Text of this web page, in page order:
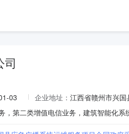
司
03 企业地址： 江西省赣州市兴